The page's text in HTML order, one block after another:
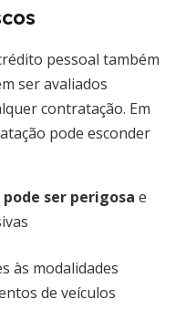
pessoal também
ser avaliados
contratação. Em
pode esconder
ser perigosa e
às modalidades
de veículos